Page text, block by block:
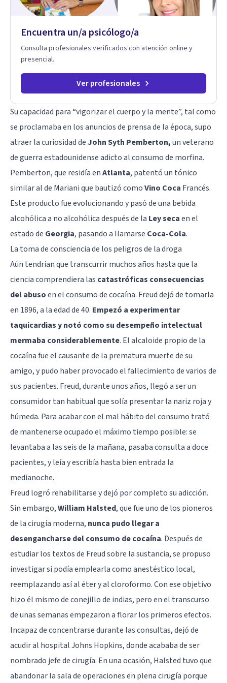
Encuentra un/a psicólogo/a
Consulta profesionales verificados con atención online y
presencial.
Ver profesionales
Su capacidad para “vigorizar el cuerpo y la mente”, tal como
se proclamaba en los anuncios de prensa de la época, supo
atraer la curiosidad de John Syth Pemberton,un veterano
de guerra estadounidense adicto al consumo de morfina.
Pemberton, que residía enAtlanta, patentó un tónico
similar al de Mariani que bautizó comoVino Coca Francés.
Este producto fue evolucionando y pasó de una bebida
alcohólica a no alcohólica después de la Ley secaen el
estado de Georgia, pasando a llamarse Coca-Cola.
La toma de consciencia de los peligros de la droga
Aún tendrían que transcurrir muchos años hasta que la
ciencia comprendiera las catastróficas consecuencias
del abusoen el consumo de cocaína. Freud dejó de tomarla
en 1896, a la edad de 40. Empezó a experimentar
taquicardias y notó como su desempeño intelectual
mermaba considerablemente. El alcaloide propio de la
cocaína fue el causante de la prematura muerte de su
amigo, y pudo haber provocado el fallecimiento de varios de
sus pacientes. Freud, durante unos años, llegó a ser un
consumidor tan habitual que solía presentar la nariz roja y
húmeda. Para acabar con el mal hábito del consumo trató
de mantenerse ocupado el máximo tiempo posible: se
levantaba a las seis de la mañana, pasaba consulta a doce
pacientes, y leía y escribía hasta bien entrada la
medianoche.
Freud logró rehabilitarse y dejó por completo su adicción.
Sin embargo,William Halsted, que fue uno de los pioneros
de la cirugía moderna, nunca pudo llegar a
desengancharse del consumo de cocaína. Después de
estudiar los textos de Freud sobre la sustancia, se propuso
investigar si podía emplearla como anestéstico local,
reemplazando así al éter y al cloroformo. Con ese objetivo
hizo él mismo de conejillo de indias, pero en el transcurso
de unas semanas empezaron a florar los primeros efectos.
Incapaz de concentrarse durante las consultas, dejó de
acudir al hospital Johns Hopkins, donde acababa de ser
nombrado jefe de cirugía. En una ocasión, Halsted tuvo que
abandonar la sala de operaciones en plena cirugía porque